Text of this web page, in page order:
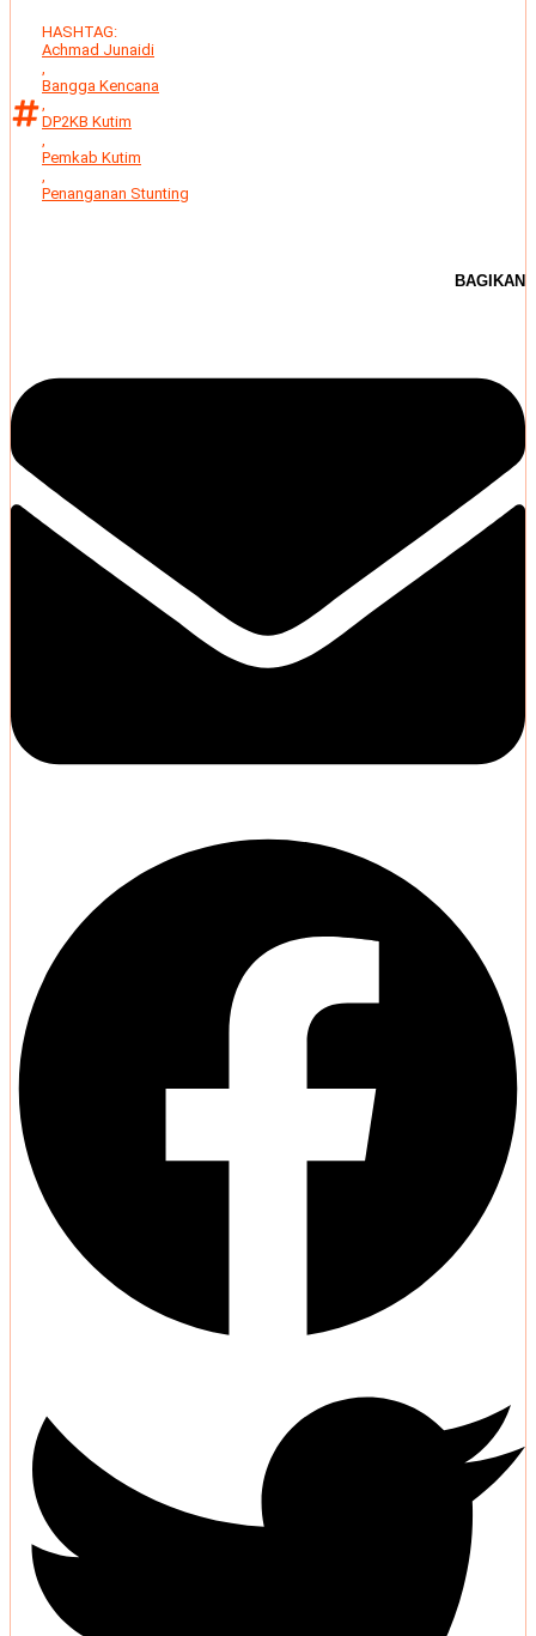
HASHTAG:
Achmad Junaidi
,
Bangga Kencana
,
DP2KB Kutim
,
Pemkab Kutim
,
Penanganan Stunting
BAGIKAN